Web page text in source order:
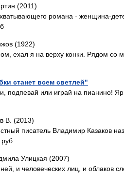
(2011)
романа - женщина-
(1922)
ехал я на верху конки. Рядом со
станет всем светлей"
или играй на пианино!
В. (2013)
писатель Владимир Казаков
Улицкая (2007)
и человеческих лиц, и облаков